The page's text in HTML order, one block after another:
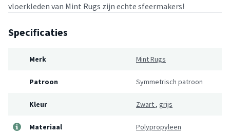
vloerkleden van Mint Rugs zijn echte sfeermakers!
Specificaties
Merk Mint Rugs
Patroon Symmetrisch patroon
Kleur Zwart , grijs
Materiaal Polypropyleen